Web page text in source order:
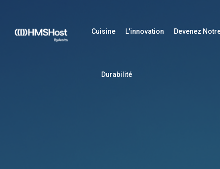
Cuisine L'innovation Devenez
Durabilité